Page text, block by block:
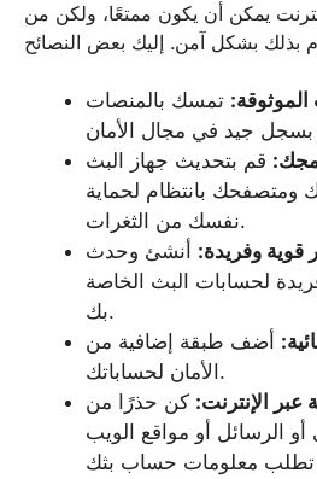
يمكن أن يكون ممتعًا، ولكن من
تمسك بالمنصات
قم بتحديث جهاز البث
ومتصفحك بانتظام لحماية
نفسك من الثغرات.
قوية وفريدة: أنشئ وحدث
لحسابات البث الخاصة
بك.
أضف طبقة إضافية من
الأمان لحساباتك.
عبر الإنترنت: كن حذرًا من
أو الرسائل أو مواقع الويب